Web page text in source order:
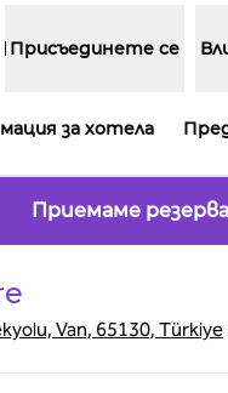
Присъединете се
за хотела
Приемаме
Van, 65130, Türkiye